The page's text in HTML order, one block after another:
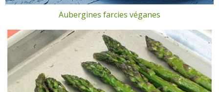
Aubergines farcies véganes